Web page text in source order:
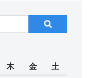
木 金 土